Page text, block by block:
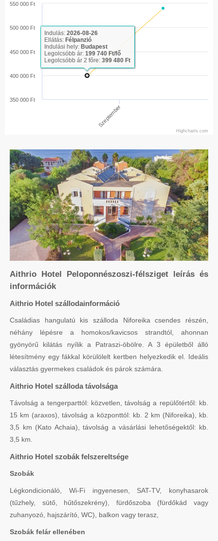
Szeptember
350 000 Ft
400 000 Ft
450 000 Ft
500 000 Ft
550 000 Ft
Highcharts.com
Indulás: 2026-08-26
Ellátás: Félpanzió
Indulási hely: Budapest
Legolcsóbb ár: 199 740 Ft/fő
Legolcsóbb ár 2 főre: 399 480 Ft
Aithrio Hotel Peloponnészoszi-félsziget leírás és
információk
Aithrio Hotel szállodainformáció
Családias hangulatú kis szálloda Niforeika csendes részén,
néhány lépésre a homokos/kavicsos strandtól, ahonnan
gyönyörű kilátás nyílik a Patraszi-öbölre. A 3 épületből álló
létesítmény egy fákkal körülölelt kertben helyezkedik el. Ideális
választás gyermekes családok és párok számára.
Aithrio Hotel szálloda távolsága
Távolság a tengerparttól: közvetlen, távolság a repülőtértől: kb.
15 km (araxos), távolság a központtól: kb. 2 km (Niforeika), kb.
3,5 km (Kato Achaia), távolság a vásárlási lehetőségektől: kb.
3,5 km.
Aithrio Hotel szobák felszereltsége
Szobák
Légkondicionáló, Wi-Fi ingyenesen, SAT-TV, konyhasarok
(tűzhely, sütő, hűtőszekrény), fürdőszoba (fürdőkád vagy
zuhanyozó, hajszárító, WC), balkon vagy terasz,
Szobák felár ellenében